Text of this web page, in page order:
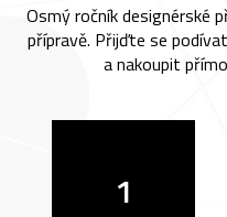
Osmý ročník designérské
přípravě. Přijďte se
a nakoupit
1